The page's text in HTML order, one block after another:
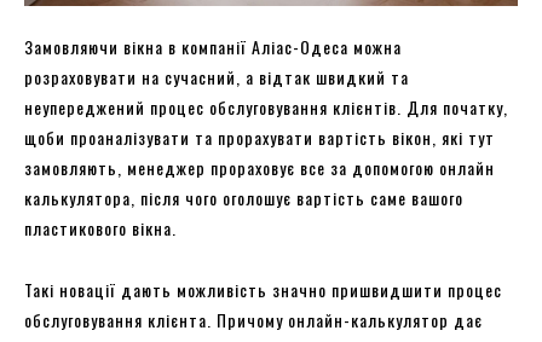
Замовляючи вікна в компанії Аліас-Одеса можна
розраховувати на сучасний, а відтак швидкий та
неупереджений процес обслуговування клієнтів. Для початку,
щоби проаналізувати та прорахувати вартість вікон, які тут
замовляють, менеджер прораховує все за допомогою онлайн
калькулятора, після чого оголошує вартість саме вашого
пластикового вікна.
Такі новації дають можливість значно пришвидшити процес
обслуговування клієнта. Причому онлайн-калькулятор дає